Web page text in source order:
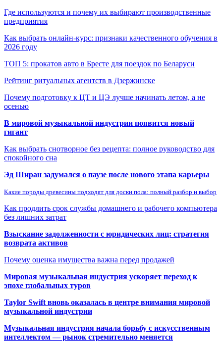
Где используются и почему их выбирают производственные
предприятия
Как выбрать онлайн-курс: признаки качественного обучения в
2026 году
ТОП 5: прокатов авто в Бресте для поездок по Беларуси
Рейтинг ритуальных агентств в Дзержинске
Почему подготовку к ЦТ и ЦЭ лучше начинать летом, а не
осенью
В мировой музыкальной индустрии появится новый
гигант
Как выбрать снотворное без рецепта: полное руководство для
спокойного сна
Эд Ширан задумался о паузе после нового этапа карьеры
Какие породы древесины подходят для доски пола: полный разбор и выбор
Как продлить срок службы домашнего и рабочего компьютера
без лишних затрат
Взыскание задолженности с юридических лиц: стратегия
возврата активов
Почему оценка имущества важна перед продажей
Мировая музыкальная индустрия ускоряет переход к
эпохе глобальных туров
Taylor Swift вновь оказалась в центре внимания мировой
музыкальной индустрии
Музыкальная индустрия начала борьбу с искусственным
интеллектом — рынок стремительно меняется